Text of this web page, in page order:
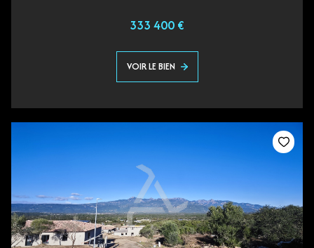
333 400 €
VOIR LE BIEN